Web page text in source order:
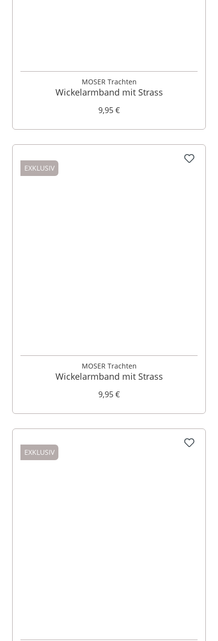
MOSER Trachten
Wickelarmband mit Strass
9,95 €
EXKLUSIV
MOSER Trachten
Wickelarmband mit Strass
9,95 €
EXKLUSIV